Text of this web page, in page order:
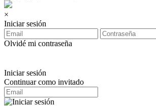
×
Iniciar sesión
Olvidé mi contraseña
Iniciar sesión
Continuar como invitado